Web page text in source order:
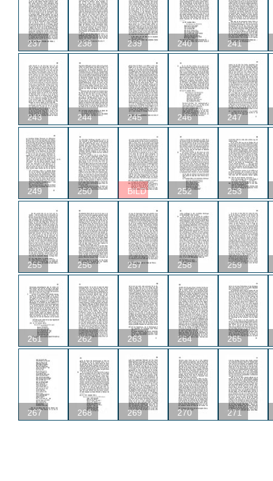
237 238 239 240 241
243 244 245 246 247
249 250 BILD 252 253
255 256 257 258 259
261 262 263 264 265
267 268 269 270 271